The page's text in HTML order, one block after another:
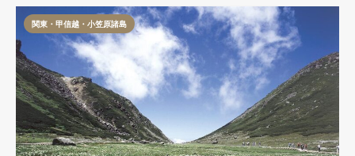
関東・甲信越・小笠原諸島